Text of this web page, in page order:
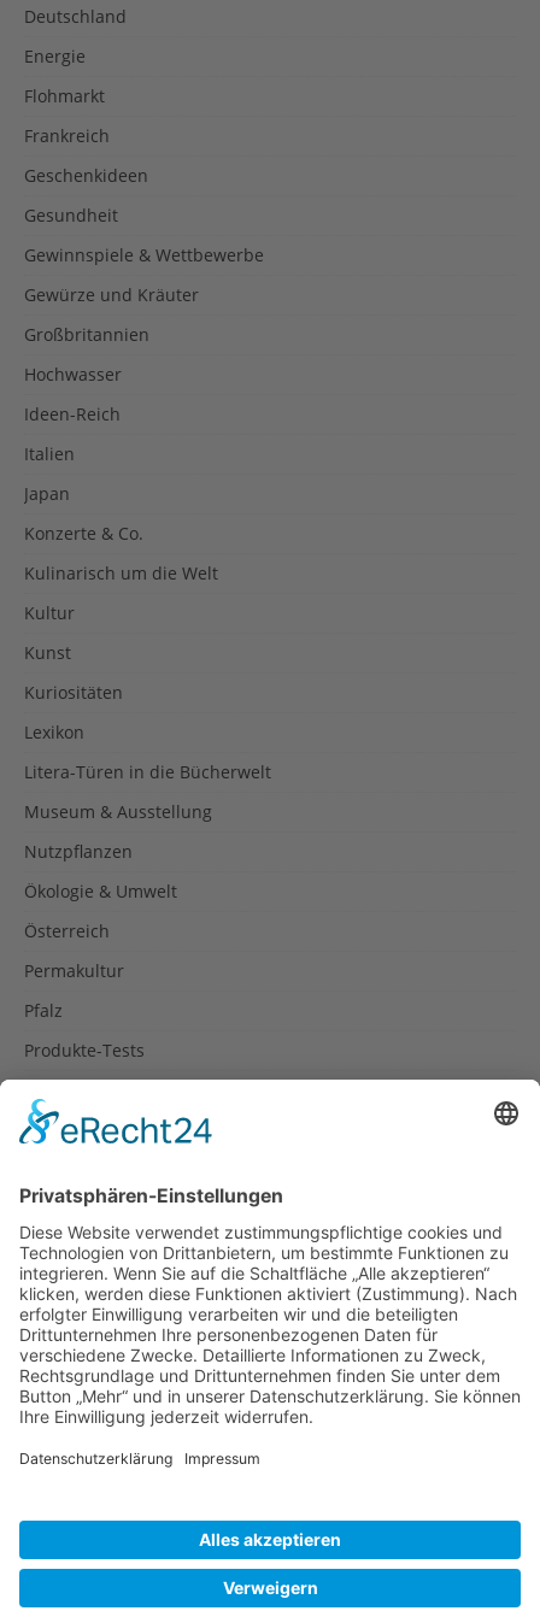
Deutschland
Energie
Flohmarkt
Frankreich
Geschenkideen
Gesundheit
Gewinnspiele & Wettbewerbe
Gewürze und Kräuter
Großbritannien
Hochwasser
Ideen-Reich
Italien
Japan
Konzerte & Co.
Kulinarisch um die Welt
Kultur
Kunst
Kuriositäten
Lexikon
Litera-Türen in die Bücherwelt
Museum & Ausstellung
Nutzpflanzen
Ökologie & Umwelt
Österreich
Permakultur
Pfalz
Produkte-Tests
Rezepte
Spanien
Südtirol
USA
Weihnachten
Weihnachtstexte
Datenschutzerklärung
Impressum
Cookie-Einstellungen